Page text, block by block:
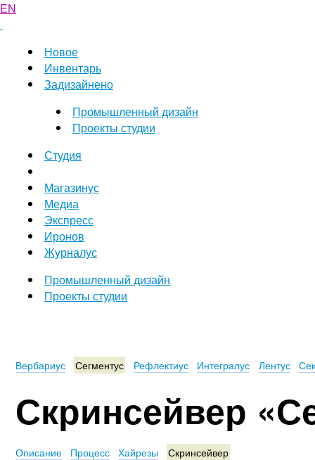
EN
Новое
Инвентарь
Задизайнено
Промышленный дизайн
Проекты студии
Студия
Магазинус
Медиа
Экспресс
Иронов
Журналус
Промышленный дизайн
Проекты студии
Вербариус Сегментус Рефлектиус Интегралус Лентус
Скринсейвер
Описание Процесс Хайрезы Скринсейвер